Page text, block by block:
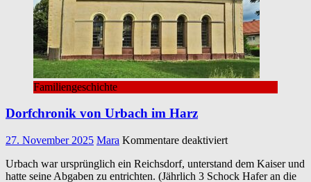
Familiengeschichte
Dorfchronik von Urbach im Harz
27. November 2025 Mara Kommentare deaktiviertfür
von
Urbach
Urbach war ursprünglich ein Reichsdorf, unterstand dem Kaiser und
hatte seine Abgaben zu entrichten. (Jährlich 3 Schock Hafer an die